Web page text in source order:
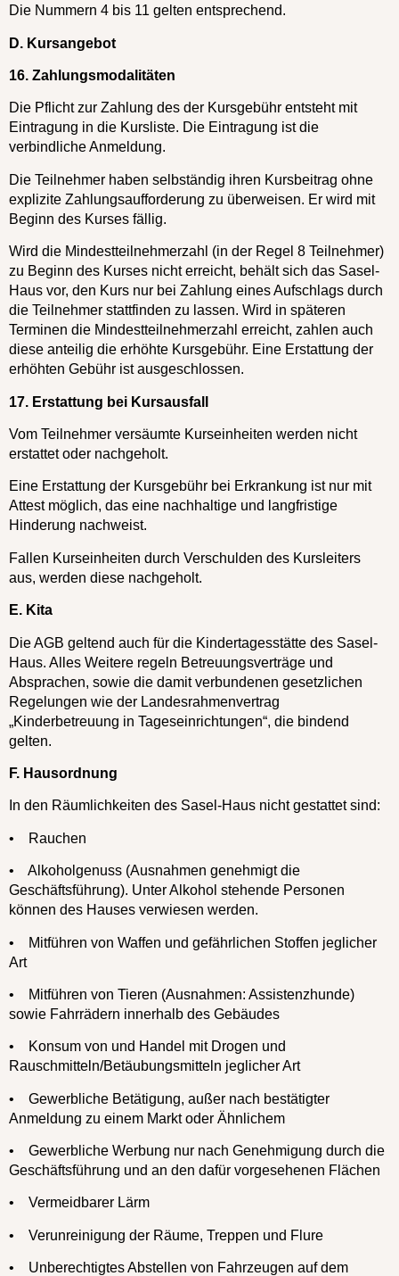
Die Nummern 4 bis 11 gelten entsprechend.
D. Kursangebot
16. Zahlungsmodalitäten
Die Pflicht zur Zahlung des der Kursgebühr entsteht mit
Eintragung in die Kursliste. Die Eintragung ist die
verbindliche Anmeldung.
Die Teilnehmer haben selbständig ihren Kursbeitrag ohne
explizite Zahlungsaufforderung zu überweisen. Er wird mit
Beginn des Kurses fällig.
Wird die Mindestteilnehmerzahl (in der Regel 8 Teilnehmer)
zu Beginn des Kurses nicht erreicht, behält sich das Sasel-
Haus vor, den Kurs nur bei Zahlung eines Aufschlags durch
die Teilnehmer stattfinden zu lassen. Wird in späteren
Terminen die Mindestteilnehmerzahl erreicht, zahlen auch
diese anteilig die erhöhte Kursgebühr. Eine Erstattung der
erhöhten Gebühr ist ausgeschlossen.
17. Erstattung bei Kursausfall
Vom Teilnehmer versäumte Kurseinheiten werden nicht
erstattet oder nachgeholt.
Eine Erstattung der Kursgebühr bei Erkrankung ist nur mit
Attest möglich, das eine nachhaltige und langfristige
Hinderung nachweist.
Fallen Kurseinheiten durch Verschulden des Kursleiters
aus, werden diese nachgeholt.
E. Kita
Die AGB geltend auch für die Kindertagesstätte des Sasel-
Haus. Alles Weitere regeln Betreuungsverträge und
Absprachen, sowie die damit verbundenen gesetzlichen
Regelungen wie der Landesrahmenvertrag
„Kinderbetreuung in Tageseinrichtungen“, die bindend
gelten.
F. Hausordnung
In den Räumlichkeiten des Sasel-Haus nicht gestattet sind:
• Rauchen
• Alkoholgenuss (Ausnahmen genehmigt die
Geschäftsführung). Unter Alkohol stehende Personen
können des Hauses verwiesen werden.
• Mitführen von Waffen und gefährlichen Stoffen jeglicher
Art
• Mitführen von Tieren (Ausnahmen: Assistenzhunde)
sowie Fahrrädern innerhalb des Gebäudes
• Konsum von und Handel mit Drogen und
Rauschmitteln/Betäubungsmitteln jeglicher Art
• Gewerbliche Betätigung, außer nach bestätigter
Anmeldung zu einem Markt oder Ähnlichem
• Gewerbliche Werbung nur nach Genehmigung durch die
Geschäftsführung und an den dafür vorgesehenen Flächen
• Vermeidbarer Lärm
• Verunreinigung der Räume, Treppen und Flure
• Unberechtigtes Abstellen von Fahrzeugen auf dem